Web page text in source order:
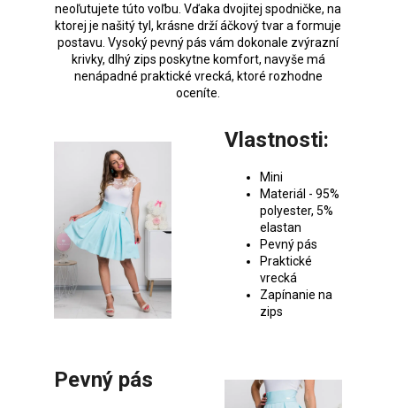
neoľutujete túto voľbu. Vďaka dvojitej spodničke, na
ktorej je našitý tyl, krásne drží áčkový tvar a formuje
postavu. Vysoký pevný pás vám dokonale zvýrazní
krivky, dlhý zips poskytne komfort, navyše má
nenápadné praktické vrecká, ktoré rozhodne
oceníte.
Vlastnosti:
Mini
Materiál - 95%
polyester, 5%
elastan
Pevný pás
Praktické
vrecká
Zapínanie na
zips
Pevný pás